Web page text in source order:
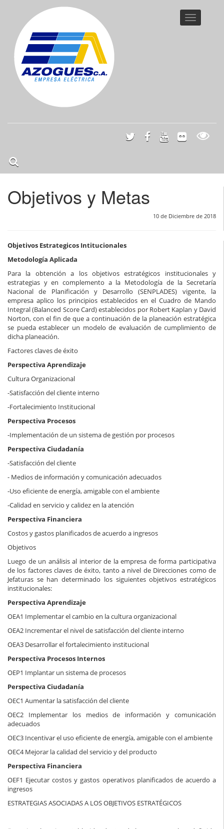
Toggle
Objetivos y Metas
10 de Diciembre de 2018
Objetivos Estrategicos Intitucionales
Metodología Aplicada
Para la obtención a los objetivos estratégicos institucionales y
estrategias y en complemento a la Metodología de la Secretaría
Nacional de Planificación y Desarrollo (SENPLADES) vigente, la
empresa aplico los principios establecidos en el Cuadro de Mando
Integral (Balanced Score Card) establecidos por Robert Kaplan y David
Norton, con el fin de que a continuación de la planeación estratégica
se pueda establecer un modelo de evaluación de cumplimiento de
dicha planeación.
Factores claves de éxito
Perspectiva Aprendizaje
Cultura Organizacional
-Satisfacción del cliente interno
-Fortalecimiento Institucional
Perspectiva Procesos
-Implementación de un sistema de gestión por procesos
Perspectiva Ciudadanía
-Satisfacción del cliente
- Medios de información y comunicación adecuados
-Uso eficiente de energía, amigable con el ambiente
-Calidad en servicio y calidez en la atención
Perspectiva Financiera
Costos y gastos planificados de acuerdo a ingresos
Objetivos
Luego de un análisis al interior de la empresa de forma participativa
de los factores claves de éxito, tanto a nivel de Direcciones como de
Jefaturas se han determinado los siguientes objetivos estratégicos
institucionales:
Perspectiva Aprendizaje
OEA1 Implementar el cambio en la cultura organizacional
OEA2 Incrementar el nivel de satisfacción del cliente interno
OEA3 Desarrollar el fortalecimiento institucional
Perspectiva Procesos Internos
OEP1 Implantar un sistema de procesos
Perspectiva Ciudadanía
OEC1 Aumentar la satisfacción del cliente
OEC2 Implementar los medios de información y comunicación
adecuados
OEC3 Incentivar el uso eficiente de energía, amigable con el ambiente
OEC4 Mejorar la calidad del servicio y del producto
Perspectiva Financiera
OEF1 Ejecutar costos y gastos operativos planificados de acuerdo a
ingresos
ESTRATEGIAS ASOCIADAS A LOS OBJETIVOS ESTRATÉGICOS